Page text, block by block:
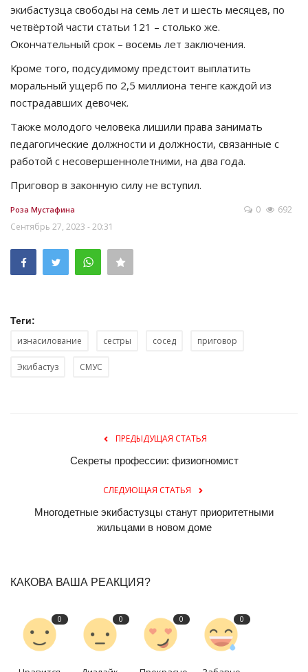
экибастузца свободы на семь лет и шесть месяцев, по
четвёртой части статьи 121 – столько же.
Окончательный срок – восемь лет заключения.
Кроме того, подсудимому предстоит выплатить
моральный ущерб по 2,5 миллиона тенге каждой из
пострадавших девочек.
Также молодого человека лишили права занимать
педагогические должности и должности, связанные с
работой с несовершеннолетними, на два года.
Приговор в законную силу не вступил.
Роза Мустафина
Сентябрь 27, 2023 - 20:31
0 692
Теги:
изнасилование сестры сосед приговор
Экибастуз СМУС
ПРЕДЫДУЩАЯ СТАТЬЯ
Секреты профессии: физиогномист
СЛЕДУЮЩАЯ СТАТЬЯ
Многодетные экибастузцы станут приоритетными
жильцами в новом доме
КАКОВА ВАША РЕАКЦИЯ?
0 0 0 0